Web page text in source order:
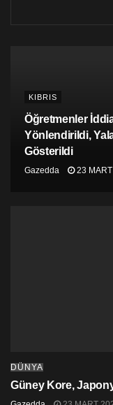
KIBRIS
Öğretmenler
Yönlendirildi,
Gösterildi
Gazedda 23
DÜNYA
Güney Kore,